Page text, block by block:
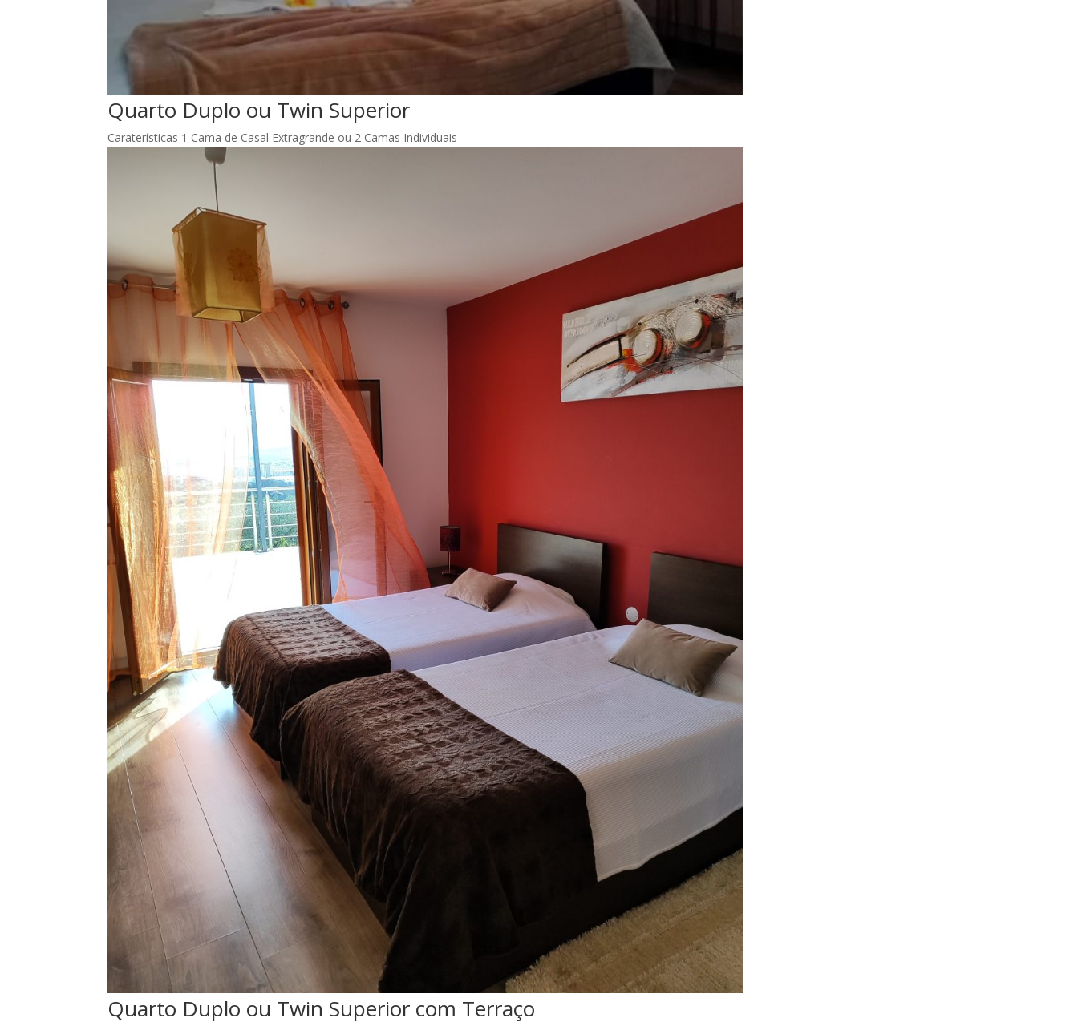
Quarto Duplo ou Twin Superior
Caraterísticas 1 Cama de Casal Extragrande ou 2 Camas Individuais
Quarto Duplo ou Twin Superior com Terraço